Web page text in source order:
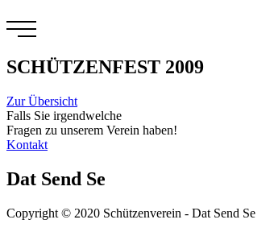
Inhalt
SCHÜTZENFEST 2009
Zur Übersicht
Falls Sie irgendwelche
Fragen zu unserem Verein haben!
Kontakt
Dat Send Se
Copyright © 2020 Schützenverein - Dat Send Se